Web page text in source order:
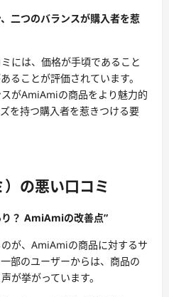
二つのバランスが購入者を惹
には、価格が手頃であること
ることが評価されています。
がAmiAmiの商品をより魅力的
を持つ購入者を惹きつける要
の悪い口コミ
？ AmiAmiの改善点”
が、AmiAmiの商品に対するサ
部のユーザーからは、商品の
が挙がっています。